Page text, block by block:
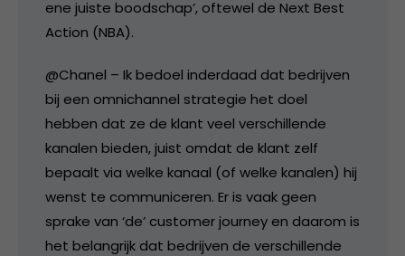
ene juiste boodschap’, oftewel de Next Best
Action (NBA).
@Chanel – Ik bedoel inderdaad dat bedrijven
bij een omnichannel strategie het doel
hebben dat ze de klant veel verschillende
kanalen bieden, juist omdat de klant zelf
bepaalt via welke kanaal (of welke kanalen) hij
wenst te communiceren. Er is vaak geen
sprake van ‘de’ customer journey en daarom is
het belangrijk dat bedrijven de verschillende